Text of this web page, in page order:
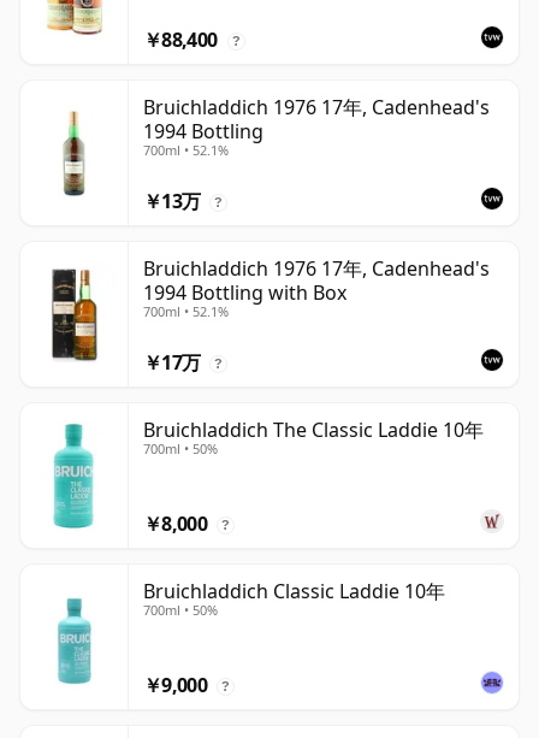
￥88,400 ?
Bruichladdich 1976 17年, Cadenhead's
1994 Bottling
700ml • 52.1%
￥13万 ?
Bruichladdich 1976 17年, Cadenhead's
1994 Bottling with Box
700ml • 52.1%
￥17万 ?
Bruichladdich The Classic Laddie 10年
700ml • 50%
￥8,000 ?
Bruichladdich Classic Laddie 10年
700ml • 50%
￥9,000 ?